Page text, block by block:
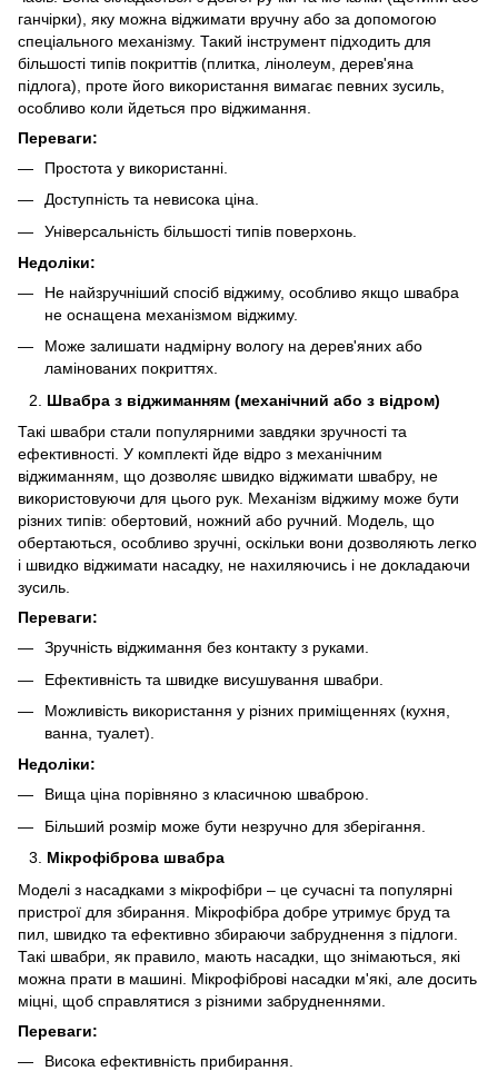
ганчірки), яку можна віджимати вручну або за допомогою
спеціального механізму. Такий інструмент підходить для
більшості типів покриттів (плитка, лінолеум, дерев'яна
підлога), проте його використання вимагає певних зусиль,
особливо коли йдеться про віджимання.
Переваги:
Простота у використанні.
Доступність та невисока ціна.
Універсальність більшості типів поверхонь.
Недоліки:
Не найзручніший спосіб віджиму, особливо якщо швабра
не оснащена механізмом віджиму.
Може залишати надмірну вологу на дерев'яних або
ламінованих покриттях.
Швабра з віджиманням (механічний або з відром)
Такі швабри стали популярними завдяки зручності та
ефективності. У комплекті йде відро з механічним
віджиманням, що дозволяє швидко віджимати швабру, не
використовуючи для цього рук. Механізм віджиму може бути
різних типів: обертовий, ножний або ручний. Модель, що
обертаються, особливо зручні, оскільки вони дозволяють легко
і швидко віджимати насадку, не нахиляючись і не докладаючи
зусиль.
Переваги:
Зручність віджимання без контакту з руками.
Ефективність та швидке висушування швабри.
Можливість використання у різних приміщеннях (кухня,
ванна, туалет).
Недоліки:
Вища ціна порівняно з класичною шваброю.
Більший розмір може бути незручно для зберігання.
Мікрофіброва швабра
Моделі з насадками з мікрофібри – це сучасні та популярні
пристрої для збирання. Мікрофібра добре утримує бруд та
пил, швидко та ефективно збираючи забруднення з підлоги.
Такі швабри, як правило, мають насадки, що знімаються, які
можна прати в машині. Мікрофіброві насадки м'які, але досить
міцні, щоб справлятися з різними забрудненнями.
Переваги:
Висока ефективність прибирання.